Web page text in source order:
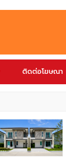
ติดต่อโฆษณา